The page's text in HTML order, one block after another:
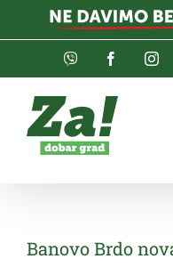
Viber Facebook
Banovo Brdo